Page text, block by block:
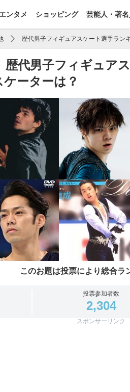
エンタメ ショッピング 芸能人・著名
歴代男子フィギュアスケート選手ラン
歴代男子フィギュア
ーターは？
このお題は投票により総合ラ
投票参加者数
2,304
スポンサーリンク